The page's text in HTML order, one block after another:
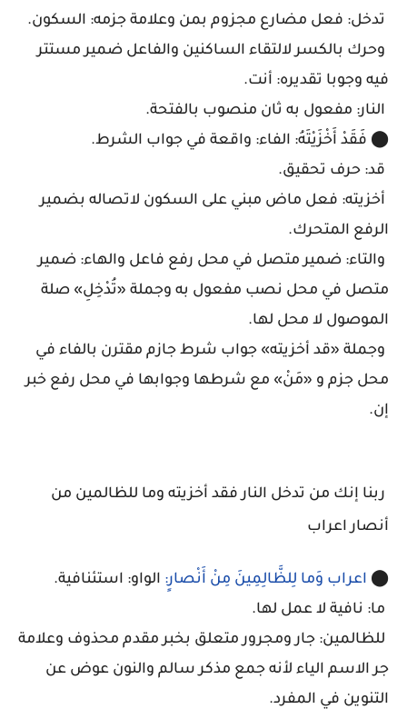
تدخل: فعل مضارع مجزوم بمن وعلامة جزمه: السكون.
وحرك بالكسر لالتقاء الساكنين والفاعل ضمير مستتر
فيه وجوبا تقديره: أنت.
النار: مفعول به ثان منصوب بالفتحة.
⬤ فَقَدْ أَخْزَيْتَهُ: الفاء: واقعة في جواب الشرط.
قد: حرف تحقيق.
أخزيته: فعل ماض مبني على السكون لاتصاله بضمير
الرفع المتحرك.
والتاء: ضمير متصل في محل رفع فاعل والهاء: ضمير
متصل في محل نصب مفعول به وجملة «تُدْخِلِ» صلة
الموصول لا محل لها.
وجملة «قد أخزيته» جواب شرط جازم مقترن بالفاء في
محل جزم و «مَنْ» مع شرطها وجوابها في محل رفع خبر
إن.
ربنا إنك من تدخل النار فقد أخزيته وما للظالمين من
أنصار اعراب
⬤ اعراب وَما لِلظَّالِمِينَ مِنْ أَنْصارٍ: الواو: استئنافية.
ما: نافية لا عمل لها.
للظالمين: جار ومجرور متعلق بخبر مقدم محذوف وعلامة
جر الاسم الياء لأنه جمع مذكر سالم والنون عوض عن
التنوين في المفرد.